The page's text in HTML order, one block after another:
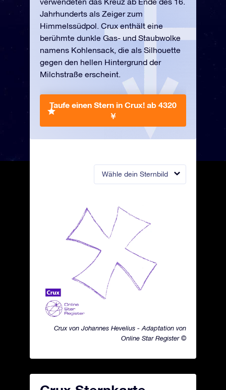
Wähle dein Sternbild
Crux von Johannes Hevelius - Adaptation von
Online Star Register ©
Jahrhunderts als Zeiger zum
Himmelssüdpol. Crux enthält eine
berühmte dunkle Gas- und Staubwolke
namens Kohlensack, die als Silhouette
gegen den hellen Hintergrund der
Milchstraße erscheint.
Taufe einen Stern in Crux! ab 4320
￥